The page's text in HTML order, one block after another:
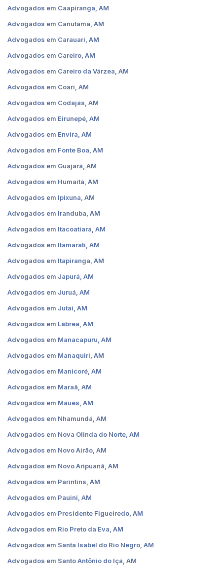
Advogados em Caapiranga, AM
Advogados em Canutama, AM
Advogados em Carauari, AM
Advogados em Careiro, AM
Advogados em Careiro da Várzea, AM
Advogados em Coari, AM
Advogados em Codajás, AM
Advogados em Eirunepé, AM
Advogados em Envira, AM
Advogados em Fonte Boa, AM
Advogados em Guajará, AM
Advogados em Humaitá, AM
Advogados em Ipixuna, AM
Advogados em Iranduba, AM
Advogados em Itacoatiara, AM
Advogados em Itamarati, AM
Advogados em Itapiranga, AM
Advogados em Japurá, AM
Advogados em Juruá, AM
Advogados em Jutaí, AM
Advogados em Lábrea, AM
Advogados em Manacapuru, AM
Advogados em Manaquiri, AM
Advogados em Manicoré, AM
Advogados em Maraã, AM
Advogados em Maués, AM
Advogados em Nhamundá, AM
Advogados em Nova Olinda do Norte, AM
Advogados em Novo Airão, AM
Advogados em Novo Aripuanã, AM
Advogados em Parintins, AM
Advogados em Pauini, AM
Advogados em Presidente Figueiredo, AM
Advogados em Rio Preto da Eva, AM
Advogados em Santa Isabel do Rio Negro, AM
Advogados em Santo Antônio do Içá, AM